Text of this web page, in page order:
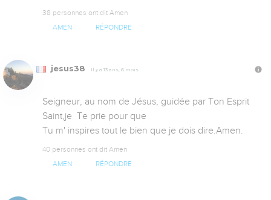
38 personnes ont dit Amen
AMEN RÉPONDRE
jesus38 Il y a 13 ans, 6 mois
Seigneur, au nom de Jésus, guidée par Ton Esprit
Saint,je  Te prie pour que
Tu m' inspires tout le bien que je dois dire.Amen.
40 personnes ont dit Amen
AMEN RÉPONDRE